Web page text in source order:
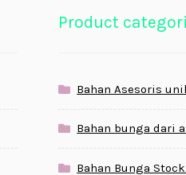
Product
Bahan Asesoris
Bahan bunga dari
Bahan Bunga